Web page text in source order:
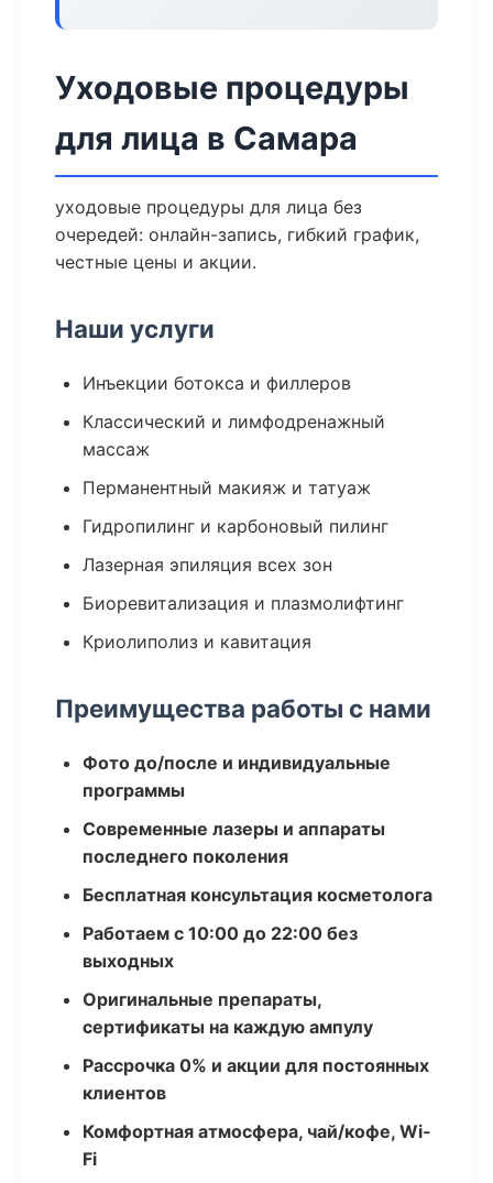
Уходовые процедуры
для лица в Самара
уходовые процедуры для лица без
очередей: онлайн-запись, гибкий график,
честные цены и акции.
Наши услуги
Инъекции ботокса и филлеров
Классический и лимфодренажный
массаж
Перманентный макияж и татуаж
Гидропилинг и карбоновый пилинг
Лазерная эпиляция всех зон
Биоревитализация и плазмолифтинг
Криолиполиз и кавитация
Преимущества работы с нами
Фото до/после и индивидуальные
программы
Современные лазеры и аппараты
последнего поколения
Бесплатная консультация косметолога
Работаем с 10:00 до 22:00 без
выходных
Оригинальные препараты,
сертификаты на каждую ампулу
Рассрочка 0% и акции для постоянных
клиентов
Комфортная атмосфера, чай/кофе, Wi-
Fi